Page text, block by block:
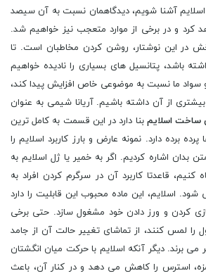
آشنا شویم، دیدگاهمان نسبت به آن سیصد
کرد و در برخی از موارد متعجب نیز خواهیم شد.
در این نوشتار، روشن کردن مخاطبان است. تا
باشد، پتانسیل های بسیاری را نادیده خواهیم
سواد ما نسبت به موضوعی خاص افزایش پیدا کند،
از آن داشته باشیم. آریانا شیمی به عنوان
ساخت اسلایم بنا دارد در این قسمت به کامل ترین
برده دارد. نمونه عارض و بارز کاربرد اسلایم را
بدان اشاره کردیم. اگر به خمیر یا ژل اسلایم به
قاعدتا کاربرد آن در سرگرم کردن افراد به
اسلایم، این ماده محبوب این قابلیت را دارد
کردن و ورز دادن خود مشغول سازد. حتی برخی
را لمس کنند، از تماشای تغییر حالت آن از جامد
برند. دیگر آنکه اسلایم با حرکت میان انگشتان
استرس را کاهش می دهد و در کنار آن، باعث